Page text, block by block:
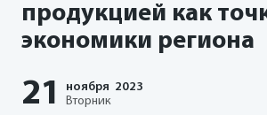
продукцией как
экономики региона
21 ноября 2023
Вторник